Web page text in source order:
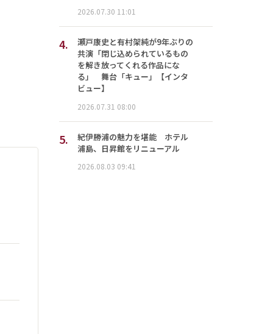
2026.07.30 11:01
4.
瀬戸康史と有村架純が9年ぶりの
共演「閉じ込められているもの
を解き放ってくれる作品にな
る」 舞台「キュー」【インタ
ビュー】
2026.07.31 08:00
5.
紀伊勝浦の魅力を堪能 ホテル
浦島、日昇館をリニューアル
2026.08.03 09:41